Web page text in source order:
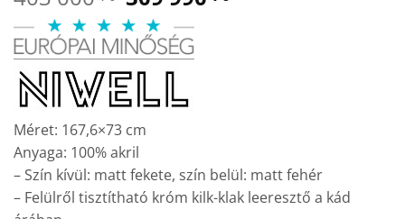
price
was:
403
000 Ft.
Méret: 167,6×73 cm
Anyaga: 100% akril
– Szín kívül: matt fekete, szín belül: matt fehér
– Felülről tisztítható króm kilk-klak leeresztő a kád